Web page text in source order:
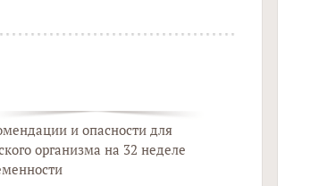
и опасности для
организма на 32 неделе